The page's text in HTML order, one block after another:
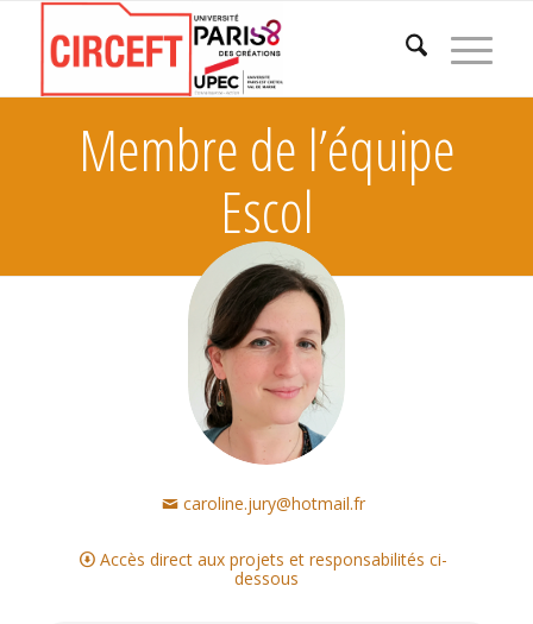
Membre de l’équipe
Escol
caroline.jury@hotmail.fr
Accès direct aux projets et responsabilités ci-
dessous